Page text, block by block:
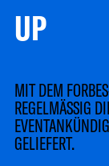
UP
MIT DEM
REGELMÄSSIG
GELIEFERT.